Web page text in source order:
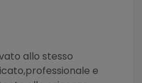
allo stesso
e